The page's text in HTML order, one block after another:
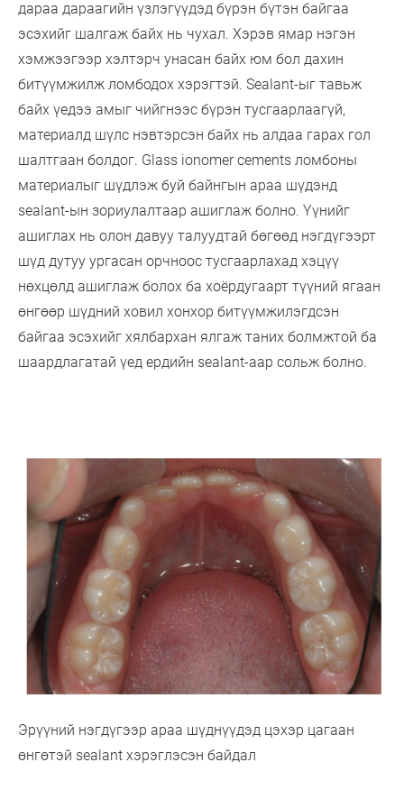
дараа дараагийн үзлэгүүдэд бүрэн бүтэн байгаа
эсэхийг шалгаж байх нь чухал. Хэрэв ямар нэгэн
хэмжээгээр хэлтэрч унасан байх юм бол дахин
битүүмжилж ломбодох хэрэгтэй. Sealant-ыг тавьж
байх үедээ амыг чийгнээс бүрэн тусгаарлаагүй,
материалд шүлс нэвтэрсэн байх нь алдаа гарах гол
шалтгаан болдог. Glass ionomer cements ломбоны
материалыг шүдлэж буй байнгын араа шүдэнд
sealant-ын зориулалтаар ашиглаж болно. Үүнийг
ашиглах нь олон давуу талуудтай бөгөөд нэгдүгээрт
шүд дутуу ургасан орчноос тусгаарлахад хэцүү
нөхцөлд ашиглаж болох ба хоёрдугаарт түүний ягаан
өнгөөр шүдний ховил хонхор битүүмжилэгдсэн
байгаа эсэхийг хялбархан ялгаж таних болмжтой ба
шаардлагатай үед ердийн sealant-аар сольж болно.
Эрүүний нэгдүгээр араа шүднүүдэд цэхэр цагаан
өнгөтэй sealant хэрэглэсэн байдал